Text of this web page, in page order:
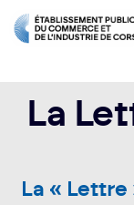
La
La «